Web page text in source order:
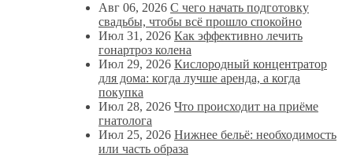
Авг 06, 2026 С чего начать подготовку
свадьбы, чтобы всё прошло спокойно
Июл 31, 2026 Как эффективно лечить
гонартроз колена
Июл 29, 2026 Кислородный концентратор
для дома: когда лучше аренда, а когда
покупка
Июл 28, 2026 Что происходит на приёме
гнатолога
Июл 25, 2026 Нижнее бельё: необходимость
или часть образа